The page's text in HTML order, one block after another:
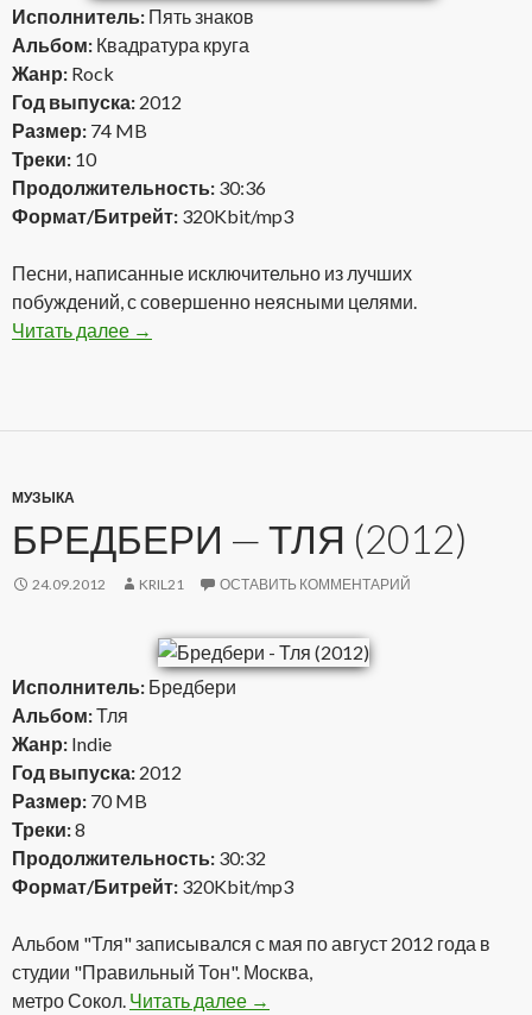
Исполнитель: Пять знаков
Альбом: Квадратура круга
Жанр: Rock
Год выпуска: 2012
Размер: 74 MB
Треки: 10
Продолжительность: 30:36
Формат/Битрейт: 320Kbit/mp3
Песни, написанные исключительно из лучших
побуждений, с совершенно неясными целями.
Читать далее Пять знаков — Квадратура круга (2012)
→
МУЗЫКА
БРЕДБЕРИ — ТЛЯ (2012)
24.09.2012 KRIL21 ОСТАВИТЬ КОММЕНТАРИЙ
Исполнитель: Бредбери
Альбом:Тля
Жанр: Indie
Год выпуска: 2012
Размер: 70 MB
Треки:8
Продолжительность: 30:32
Формат/Битрейт: 320Kbit/mp3
Альбом "Тля" записывался с мая по август 2012 года в
студии "Правильный Тон". Москва,
метро Сокол. Читать далее Бредбери — Тля (2012)
→